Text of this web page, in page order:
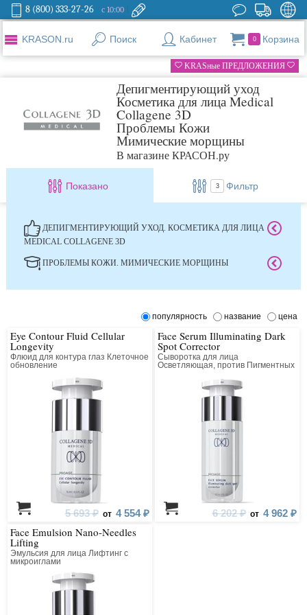
8 (800) 333-27-26 с 10:00
KRASON.ru Поиск Кабинет 0 Корзина
KRASные ПРЕДЛОЖЕНИЯ
Депигментирующий уход
Косметика для лица Medical
Collagene 3D
Проблемы Кожи
Мимические морщины
В магазине КРАСОН.ру
Показано 3 Фильтр
ДЕПИГМЕНТИРУЮЩИЙ УХОД. КОСМЕТИКА ДЛЯ ЛИЦА
MEDICAL COLLAGENE 3D
ПРОБЛЕМЫ КОЖИ. МИМИЧЕСКИЕ МОРЩИНЫ
популярность название цена
Eye Contour Fluid Cellular
Longevity
Флюид для контура глаз Клеточное
обновление
5 693 ₽ от 4 554 ₽
Face Serum Illuminating Dark
Spot Corrector
Сыворотка для лица
Осветляющая, против Пигментных
6 202 ₽ от 4 962 ₽
Face Emulsion Nano-Needles
Lifting
Эмульсия для лица Лифтинг с
микроиглами